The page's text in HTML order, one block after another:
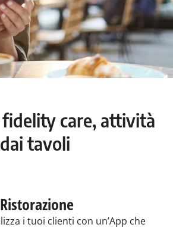
care, attività
tavoli
i tuoi clienti con un’App che